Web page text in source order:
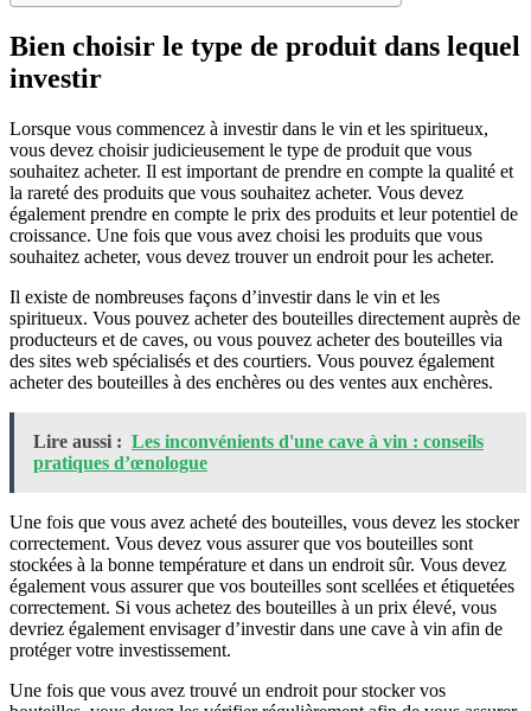
Bien choisir le type de produit dans lequel
investir
Lorsque vous commencez à investir dans le vin et les spiritueux,
vous devez choisir judicieusement le type de produit que vous
souhaitez acheter. Il est important de prendre en compte la qualité et
la rareté des produits que vous souhaitez acheter. Vous devez
également prendre en compte le prix des produits et leur potentiel de
croissance. Une fois que vous avez choisi les produits que vous
souhaitez acheter, vous devez trouver un endroit pour les acheter.
Il existe de nombreuses façons d’investir dans le vin et les
spiritueux. Vous pouvez acheter des bouteilles directement auprès de
producteurs et de caves, ou vous pouvez acheter des bouteilles via
des sites web spécialisés et des courtiers. Vous pouvez également
acheter des bouteilles à des enchères ou des ventes aux enchères.
Lire aussi : Les inconvénients d'une cave à vin : conseils
pratiques d’œnologue
Une fois que vous avez acheté des bouteilles, vous devez les stocker
correctement. Vous devez vous assurer que vos bouteilles sont
stockées à la bonne température et dans un endroit sûr. Vous devez
également vous assurer que vos bouteilles sont scellées et étiquetées
correctement. Si vous achetez des bouteilles à un prix élevé, vous
devriez également envisager d’investir dans une cave à vin afin de
protéger votre investissement.
Une fois que vous avez trouvé un endroit pour stocker vos